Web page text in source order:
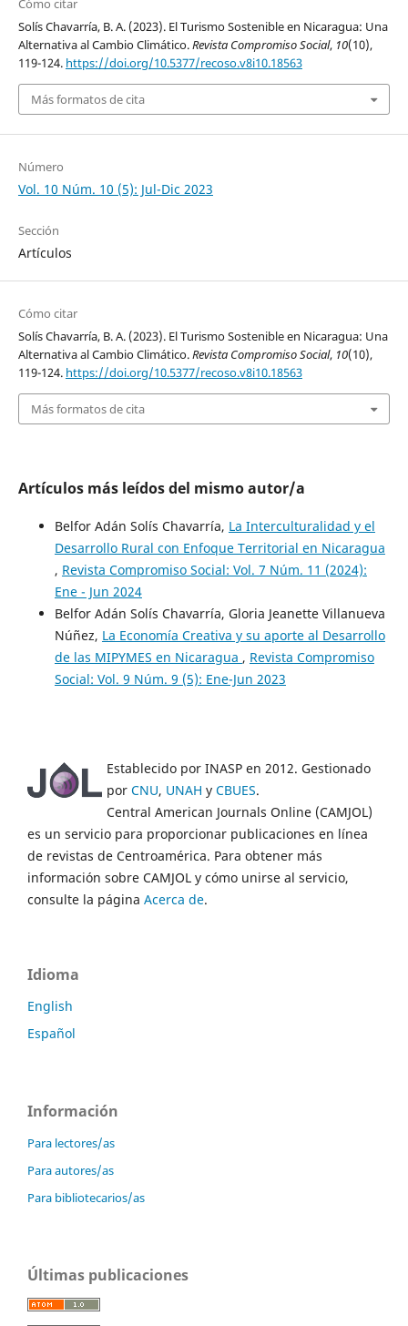
Cómo citar
Solís Chavarría, B. A. (2023). El Turismo Sostenible en Nicaragua: Una
Alternativa al Cambio Climático.Revista Compromiso Social, 10(10),
119-124. https://doi.org/10.5377/recoso.v8i10.18563
Más formatos de cita
Número
Vol. 10 Núm. 10 (5): Jul-Dic 2023
Sección
Artículos
Cómo citar
Solís Chavarría, B. A. (2023). El Turismo Sostenible en Nicaragua: Una
Alternativa al Cambio Climático.Revista Compromiso Social, 10(10),
119-124. https://doi.org/10.5377/recoso.v8i10.18563
Más formatos de cita
Artículos más leídos del mismo autor/a
Belfor Adán Solís Chavarría, La Interculturalidad y el
Desarrollo Rural con Enfoque Territorial en Nicaragua
, Revista Compromiso Social: Vol. 7 Núm. 11 (2024):
Ene - Jun 2024
Belfor Adán Solís Chavarría, Gloria Jeanette Villanueva
Núñez, La Economía Creativa y su aporte al Desarrollo
de las MIPYMES en Nicaragua , Revista Compromiso
Social: Vol. 9 Núm. 9 (5): Ene-Jun 2023
Establecido por INASP en 2012. Gestionado
por CNU, UNAH y CBUES.
Central American Journals Online (CAMJOL)
es un servicio para proporcionar publicaciones en línea
de revistas de Centroamérica. Para obtener más
información sobre CAMJOL y cómo unirse al servicio,
consulte la página Acerca de.
Idioma
English
Español
Información
Para lectores/as
Para autores/as
Para bibliotecarios/as
Últimas publicaciones